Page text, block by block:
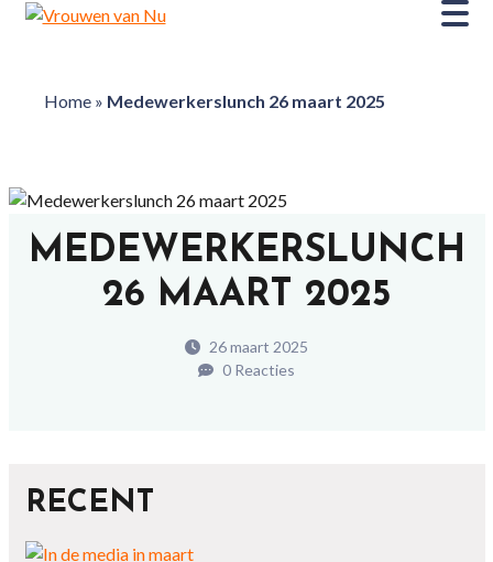
Home» Medewerkerslunch 26 maart 2025
MEDEWERKERSLUNCH
26 MAART 2025
26 maart 2025
0 Reacties
RECENT